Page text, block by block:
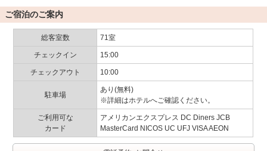
ご宿泊のご案内
総客室数 71室
チェックイン 15:00
チェックアウト 10:00
駐車場
あり(無料)
※詳細はホテルへご確認ください。
ご利用可な
カード
アメリカンエクスプレス DC Diners JCB
MasterCard NICOS UC UFJ VISA AEON